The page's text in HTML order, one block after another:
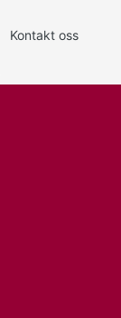
Kontakt oss